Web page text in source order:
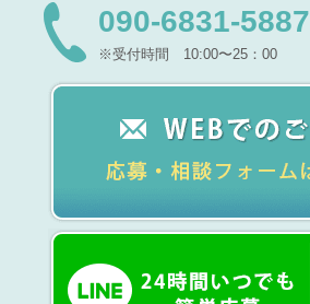
090-6831-5887
※受付時間 10:00〜25：00